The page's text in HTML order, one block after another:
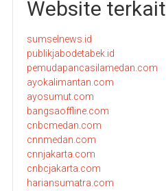
Website terkait
sumselnews.id
publikjabodetabek.id
pemudapancasilamedan.com
ayokalimantan.com
ayosumut.com
bangsaoffline.com
cnbcmedan.com
cnnmedan.com
cnnjakarta.com
cnbcjakarta.com
hariansumatra.com